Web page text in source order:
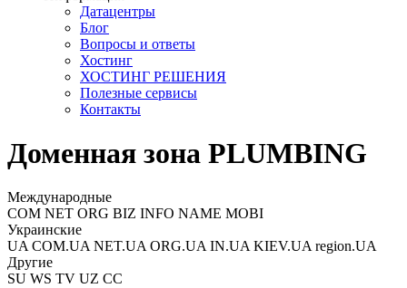
Датацентры
Блог
Вопросы и ответы
Хостинг
ХОСТИНГ РЕШЕНИЯ
Полезные сервисы
Контакты
Доменная зона PLUMBING
Международные
COM NET ORG BIZ INFO NAME MOBI
Украинские
UA COM.UA NET.UA ORG.UA IN.UA KIEV.UA region.UA
Другие
SU WS TV UZ CC